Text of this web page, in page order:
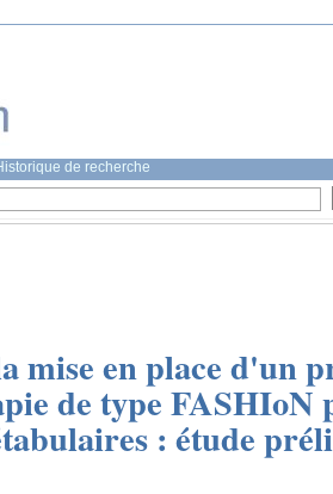
de recherche
mise en place d'un
de type
: étude